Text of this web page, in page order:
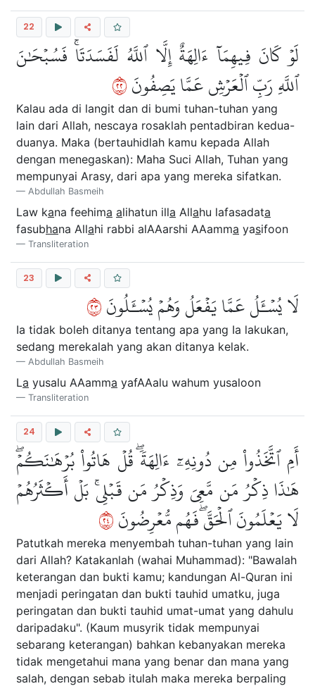
22
لَوۡ كَانَ فِيهِمَآ ءَالِهَةٌ إِلَّا ٱللَّهُ لَفَسَدَتَاۚ فَسُبۡحَٰنَ
ٱللَّهِ رَبِّ ٱلۡعَرۡشِ عَمَّا يَصِفُونَ٢٢
Kalau ada di langit dan di bumi tuhan-tuhan yang
lain dari Allah, nescaya rosaklah pentadbiran kedua-
duanya. Maka (bertauhidlah kamu kepada Allah
dengan menegaskan): Maha Suci Allah, Tuhan yang
mempunyai Arasy, dari apa yang mereka sifatkan.
Abdullah Basmeih
Law kana feehima alihatun illa Allahu lafasadata
fasubhana Allahi rabbi alAAarshi AAamma yasifoon
Transliteration
23
لَا يُسۡـَٔلُ عَمَّا يَفۡعَلُ وَهُمۡ يُسۡـَٔلُونَ٣٢
Ia tidak boleh ditanya tentang apa yang Ia lakukan,
sedang merekalah yang akan ditanya kelak.
Abdullah Basmeih
La yusalu AAamma yafAAalu wahum yusaloon
Transliteration
24
أَمِ ٱتَّخَذُواْ مِن دُونِهِۦٓ ءَالِهَةٗۖ قُلۡ هَاتُواْ بُرۡهَٰنَكُمۡۖ
هَٰذَا ذِكۡرُ مَن مَّعِيَ وَذِكۡرُ مَن قَبۡلِيۚ بَلۡ أَكۡثَرُهُمۡ
لَا يَعۡلَمُونَ ٱلۡحَقَّۖ فَهُم مُّعۡرِضُونَ٤٢
Patutkah mereka menyembah tuhan-tuhan yang lain
dari Allah? Katakanlah (wahai Muhammad): "Bawalah
keterangan dan bukti kamu; kandungan Al-Quran ini
menjadi peringatan dan bukti tauhid umatku, juga
peringatan dan bukti tauhid umat-umat yang dahulu
daripadaku". (Kaum musyrik tidak mempunyai
sebarang keterangan) bahkan kebanyakan mereka
tidak mengetahui mana yang benar dan mana yang
salah, dengan sebab itulah maka mereka berpaling